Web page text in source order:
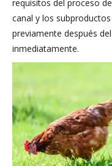
requisitos del proceso
canal y los
previamente después
inmediatamente.